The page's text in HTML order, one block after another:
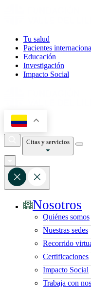
Tu salud
Pacientes
Educación
Investigación
Impacto Social
Citas y servicios
Nosotros
Quiénes somos
Nuestras sedes
Recorrido
Certificaciones
Impacto Social
Trabaja con